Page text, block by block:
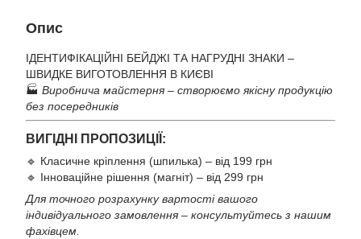
Опис
ІДЕНТИФІКАЦІЙНІ БЕЙДЖІ ТА НАГРУДНІ ЗНАКИ –
ШВИДКЕ ВИГОТОВЛЕННЯ В КИЄВІ
🏭 Виробнича майстерня – створюємо якісну продукцію
без посередників
ВИГІДНІ ПРОПОЗИЦІЇ:
🔹 Класичне кріплення (шпилька) – від 199 грн
🔹 Інноваційне рішення (магніт) – від 299 грн
Для точного розрахунку вартості вашого
індивідуального замовлення – консультуйтесь з нашим
фахівцем.